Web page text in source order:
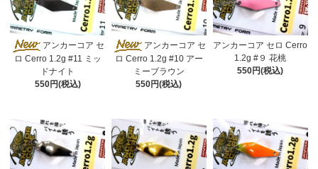
アンカーコア セ
ロ Cerro 1.2g #11 ミッ
ドナイト
550円(税込)
アンカーコア セ
ロ Cerro 1.2g #10 アー
ミーブラウン
550円(税込)
アンカーコア セロ Cerro
1.2g #９ 花桃
550円(税込)